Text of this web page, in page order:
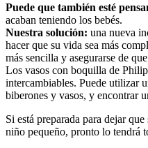
Puede que también esté
acaban teniendo los bebés.
Nuestra solución: una nueva
hacer que su vida sea más
más sencilla y asegurarse de
Los vasos con boquilla de
intercambiables. Puede utilizar
biberones y vasos, y encontrar
Si está preparada para dejar
niño pequeño, pronto lo tendrá